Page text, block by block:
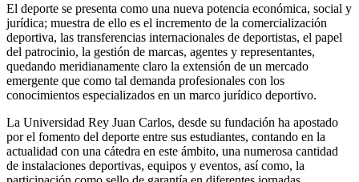
El deporte se presenta como una nueva potencia económica, social y
jurídica; muestra de ello es el incremento de la comercialización
deportiva, las transferencias internacionales de deportistas, el papel
del patrocinio, la gestión de marcas, agentes y representantes,
quedando meridianamente claro la extensión de un mercado
emergente que como tal demanda profesionales con los
conocimientos especializados en un marco jurídico deportivo.
La Universidad Rey Juan Carlos, desde su fundación ha apostado
por el fomento del deporte entre sus estudiantes, contando en la
actualidad con una cátedra en este ámbito, una numerosa cantidad
de instalaciones deportivas, equipos y eventos, así como, la